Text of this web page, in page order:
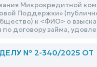
Микрокредитной
Поддержки»
к <ФИО> о
договору займа,
№ 2-340/2025 ОТ